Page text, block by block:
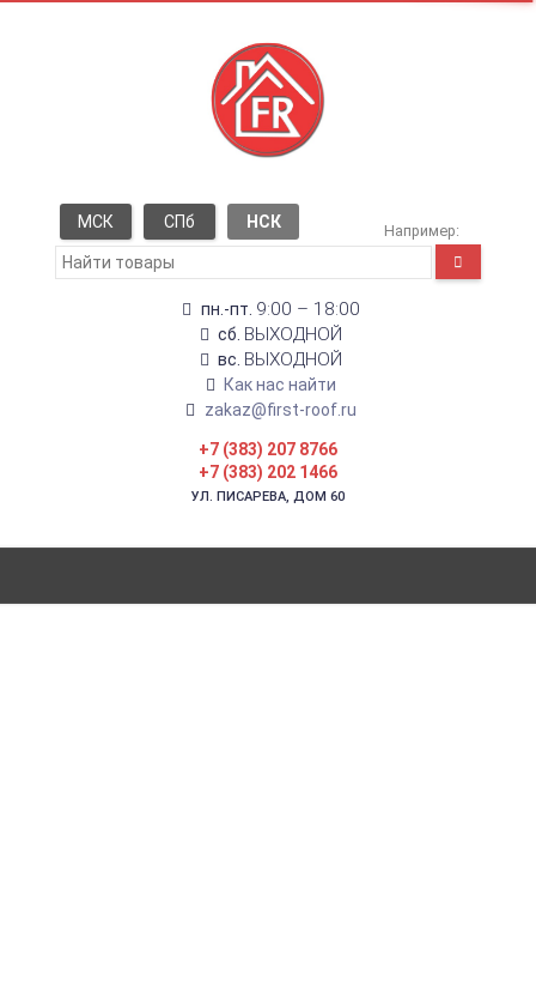
МСК СПб НСК Например:
пн.-пт. 9:00 – 18:00
сб. ВЫХОДНОЙ
вс. ВЫХОДНОЙ
Как нас найти
zakaz@first-roof.ru
+7 (383) 207 8766
+7 (383) 202 1466
УЛ. ПИСАРЕВА, ДОМ 60